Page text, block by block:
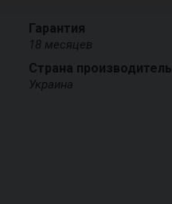
Гарантия
18 месяцев
Страна производитель
Украина